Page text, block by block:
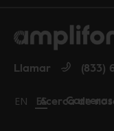
Acerca de
Carreras
Llamar (833)
Change language to
EN Cambiar idioma a
ES